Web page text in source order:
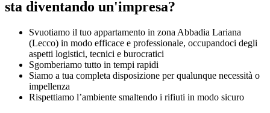
sta diventando un'impresa?​
Svuotiamo il tuo appartamento in zona Abbadia Lariana
(Lecco) in modo efficace e professionale, occupandoci degli
aspetti logistici, tecnici e burocratici
Sgomberiamo tutto in tempi rapidi
Siamo a tua completa disposizione per qualunque necessità o
impellenza
Rispettiamo l’ambiente smaltendo i rifiuti in modo sicuro